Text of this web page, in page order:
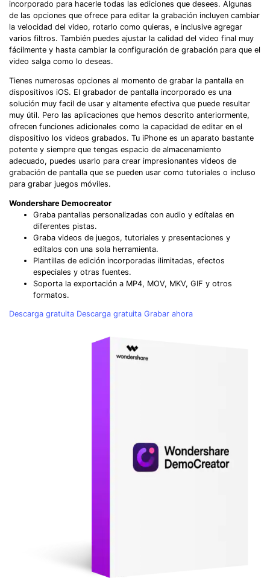
incorporado para hacerle todas las ediciones que desees. Algunas
de las opciones que ofrece para editar la grabación incluyen cambiar
la velocidad del video, rotarlo como quieras, e inclusive agregar
varios filtros. También puedes ajustar la calidad del video final muy
fácilmente y hasta cambiar la configuración de grabación para que el
video salga como lo deseas.
Tienes numerosas opciones al momento de grabar la pantalla en
dispositivos iOS. El grabador de pantalla incorporado es una
solución muy facil de usar y altamente efectiva que puede resultar
muy útil. Pero las aplicaciones que hemos descrito anteriormente,
ofrecen funciones adicionales como la capacidad de editar en el
dispositivo los videos grabados. Tu iPhone es un aparato bastante
potente y siempre que tengas espacio de almacenamiento
adecuado, puedes usarlo para crear impresionantes videos de
grabación de pantalla que se pueden usar como tutoriales o incluso
para grabar juegos móviles.
Wondershare Democreator
Graba pantallas personalizadas con audio y edítalas en
diferentes pistas.
Graba videos de juegos, tutoriales y presentaciones y
edítalos con una sola herramienta.
Plantillas de edición incorporadas ilimitadas, efectos
especiales y otras fuentes.
Soporta la exportación a MP4, MOV, MKV, GIF y otros
formatos.
Descarga gratuita Descarga gratuita Grabar ahora